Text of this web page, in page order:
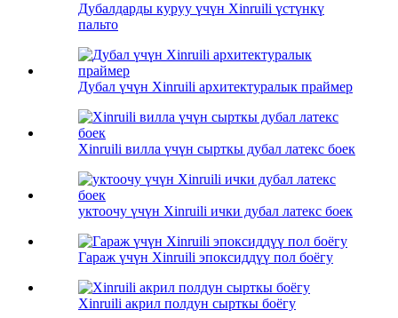
Дубалдарды куруу үчүн Xinruili үстүнкү
пальто
Дубал үчүн Xinruili архитектуралык праймер
Xinruili вилла үчүн сырткы дубал латекс боек
уктоочу үчүн Xinruili ички дубал латекс боек
Гараж үчүн Xinruili эпоксиддүү пол боёгу
Xinruili акрил полдун сырткы боёгу